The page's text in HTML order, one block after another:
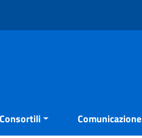
Comunicazione